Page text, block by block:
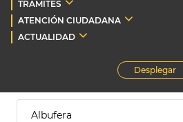
TRÁMITES
ATENCIÓN CIUDADANA
ACTUALIDAD
Desplegar
Albufera